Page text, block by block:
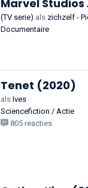
Marvel
(TV serie) als zichzelf -
Documentaire
Tenet (2020)
als Ives
Sciencefiction / Actie
805 reacties